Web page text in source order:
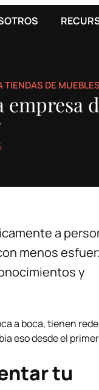
TIENDAS DE MUEBLES
a
menos
y
a boca, tienen
eso desde el
tu